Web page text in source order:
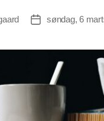
Indlægsdato
søndag, 6